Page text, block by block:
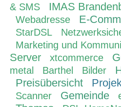
& SMS
IMAS
Webadresse
E-
StarDSL
Marketing und
Server xtcommerce
metal
Barthel Bilder
Preisübersicht
Scanner
Gemeinde